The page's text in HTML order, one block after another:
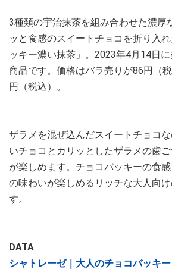
3種類の宇治抹茶を組み合わせた濃厚
ッと食感のスイートチョコを折り入
ッキー濃い抹茶」。2023年4月14日
商品です。価格はバラ売りが86円（
円（税込）。
ザラメを混ぜ込んだスイートチョコ
いチョコとカリッとしたザラメの歯
が楽しめます。チョコバッキーの食
の味わいが楽しめるリッチな大人向
す。
DATA
シャトレーゼ｜大人のチョコバッキ